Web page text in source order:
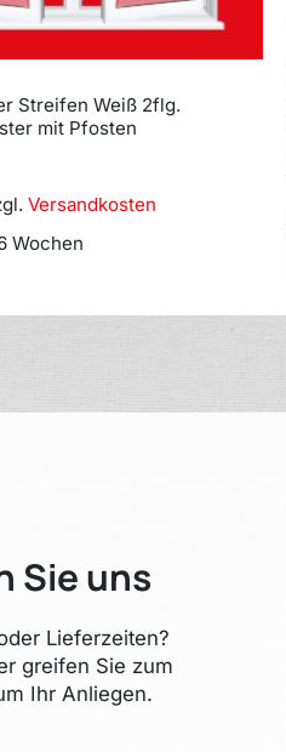
Streifen Weiß 2flg.
mit Pfosten
Versandkosten
Wochen
Sie uns
Lieferzeiten?
greifen Sie zum
Ihr Anliegen.